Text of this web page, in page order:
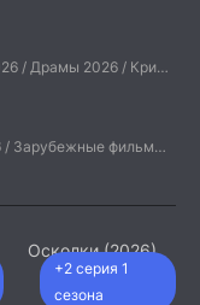
Боевики 2026 / Детективы 2026 / Драмы 2026 / Криминальные фильмы 2026 / Триллеры 2026 / Зарубежные фильмы 2026 / Американские фильмы / Фильмы 2026
Драмы 2026 / Триллеры 2026 / Зарубежные фильмы 2026 / Американские фильмы / Фильмы 2026
+2 серия 1
сезона
Осколки (2026)